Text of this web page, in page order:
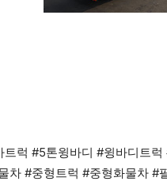
럭 #5톤윙바디 #윙바디트
차 #중형트럭 #중형화물차